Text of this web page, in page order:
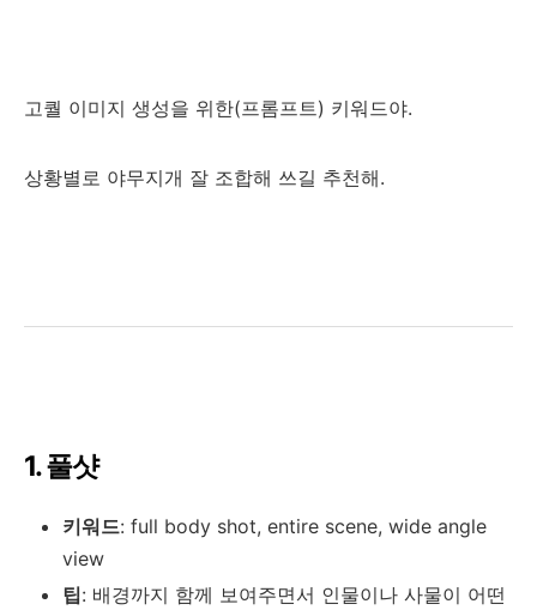
고퀄 이미지 생성을 위한(프롬프트) 키워드야.
상황별로 야무지개 잘 조합해 쓰길 추천해.
1. 풀샷
키워드: full body shot, entire scene, wide angle
view
팁: 배경까지 함께 보여주면서 인물이나 사물이 어떤